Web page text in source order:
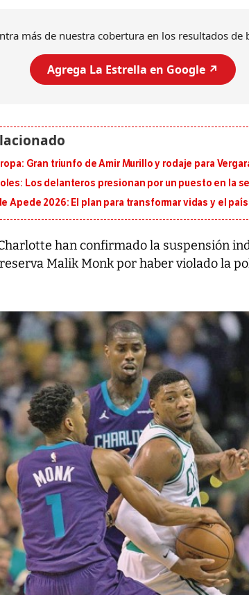
más de nuestra cobertura en los resultados de
Agrega La Estrella en Google ↗️
Gran triunfo de Amir Murillo y rodaje para
Los delanteros presionan por un puesto en la
Apede 2026: El plan para transformar vidas y el país
han confirmado la suspensión
Malik Monk por haber violado la
al sur de